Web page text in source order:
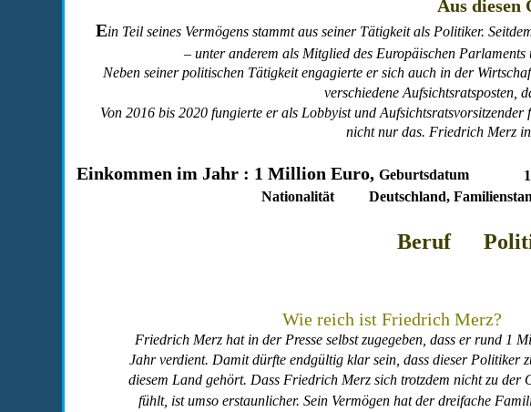
Aus diesen
Ein Teil seines Vermögens stammt aus seiner Tätigkeit als Politiker.
– unter anderem als Mitglied des Europäischen
Neben seiner politischen Tätigkeit engagierte er sich auch in der
verschiedene Aufsichtsratsposten,
Von 2016 bis 2020 fungierte er als Lobbyist und
nicht nur das. Friedrich Merz
Einkommen im Jahr : 1 Million Euro, Geburtsdatum
Nationalität
Deutschland,
Beruf
Wie reich ist Friedrich Merz?
Friedrich Merz hat in der Presse selbst zugegeben, dass er rund 1
Jahr verdient. Damit dürfte endgültig klar sein, dass dieser Politiker
diesem Land gehört. Dass Friedrich Merz sich trotzdem nicht zu der
fühlt, ist umso erstaunlicher. Sein Vermögen hat der dreifache